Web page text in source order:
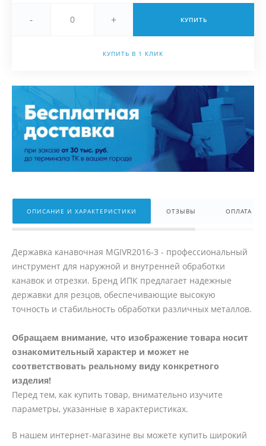
- + КУПИТЬ
КУПИТЬ В 1 КЛИК
ОПИСАНИЕ И ХАРАКТЕРИСТИКИ ОТЗЫВЫ ОПЛАТА
Державка канавочная MGIVR2016-3 - профессиональный
инструмент для наружной и внутренней обработки
канавок и отрезки. Бренд ИПК предлагает надежные
державки для резцов, обеспечивающие высокую
точность и стабильность обработки различных металлов.
Обращаем внимание, что изображение товара носит
ознакомительный характер и может не
соответствовать реальному виду конкретного
изделия!
Перед тем, как купить товар, внимательно изучите
параметры, указанные в характеристиках.
В нашем интернет-магазине вы можете купить широкий